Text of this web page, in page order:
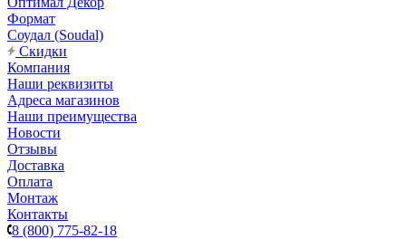
Формат
Соудал (Soudal)
Скидки
Компания
Наши реквизиты
Адреса магазинов
Наши преимущества
Новости
Отзывы
Доставка
Оплата
Монтаж
Контакты
8 (800) 775-82-18